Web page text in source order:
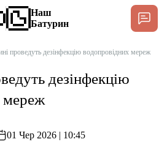
Наш
Батурин
проведуть дезінфекцію водопровідних мереж
дезінфекцію
мереж
01 Чер 2026 | 10:45